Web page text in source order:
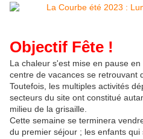
Objectif Fête !
La chaleur s'est mise en pause
centre de vacances se retrouvant
Toutefois, les multiples activités
secteurs du site ont constitué
milieu de la grisaille.
Cette semaine se terminera
du premier séjour ; les enfants